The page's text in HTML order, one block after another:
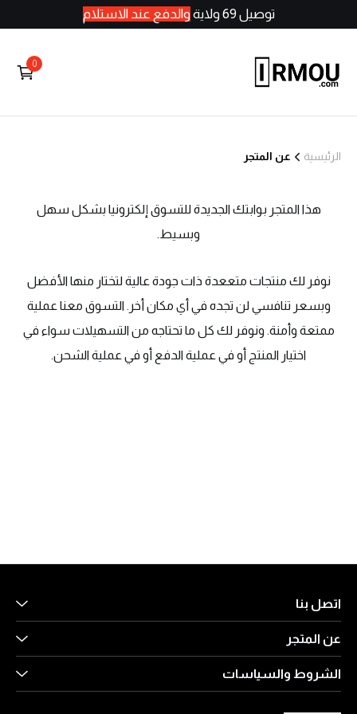
توصيل 69 ولاية والدفع عند الاستلام
0
الرئيسية عن المتجر
هذا المتجر بوابتك الجديدة للتسوق إلكترونيا بشكل سهل
وبسيط.
نوفر لك منتجات متععدة ذات جودة عالية لتختار منها الأفضل
وبسعر تنافسي لن تجده في أي مكان أخر. التسوق معنا عملية
ممتعة وأمنة. ونوفر لك كل ما تحتاجه من التسهيلات سواء في
اختيار المنتج أو في عملية الدفع أو في عملية الشحن.
اتصل بنا
اتصل بنا
الأسئلة المتكررة
عن المتجر
عن المتجر
الشروط والسياسات